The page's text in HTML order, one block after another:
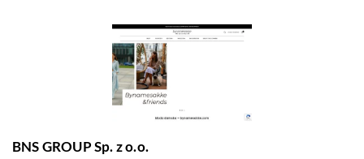
BNS GROUP Sp. z o.o.